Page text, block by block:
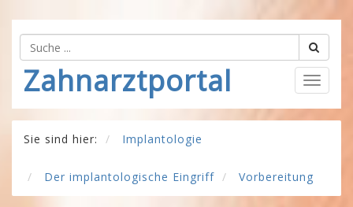
Zahnarztportal
Sie sind hier: Implantologie
Der implantologische Eingriff Vorbereitung